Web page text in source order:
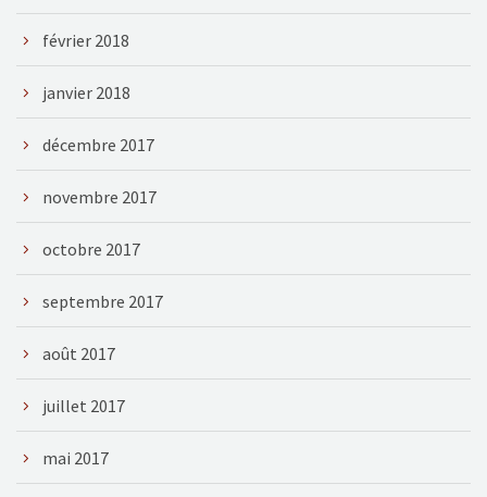
février 2018
janvier 2018
décembre 2017
novembre 2017
octobre 2017
septembre 2017
août 2017
juillet 2017
mai 2017